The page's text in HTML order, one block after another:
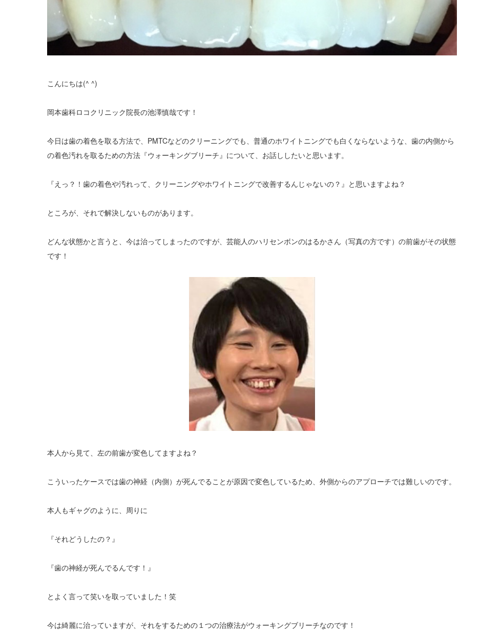
こんにちは(^ ^)
岡本歯科ロコクリニック院長の池澤慎哉です！
今日は歯の着色を取る方法で、PMTCなどのクリーニングでも、普通のホワイトニングでも白くならないような、歯の内側から
の着色汚れを取るための方法『ウォーキングブリーチ』について、お話ししたいと思います。
『えっ？！歯の着色や汚れって、クリーニングやホワイトニングで改善するんじゃないの？』と思いますよね？
ところが、それで解決しないものがあります。
どんな状態かと言うと、今は治ってしまったのですが、芸能人のハリセンボンのはるかさん（写真の方です）の前歯がその状態
です！
本人から見て、左の前歯が変色してますよね？
こういったケースでは歯の神経（内側）が死んでることが原因で変色しているため、外側からのアプローチでは難しいのです。
本人もギャグのように、周りに
『それどうしたの？』
『歯の神経が死んでるんです！』
とよく言って笑いを取っていました！笑
今は綺麗に治っていますが、それをするための１つの治療法がウォーキングブリーチなのです！